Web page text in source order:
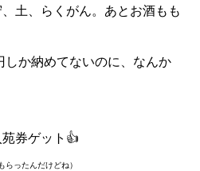
土、らくがん。あとお酒もも
しか納めてないのに、なんか
券ゲット👍
らったんだけどね）